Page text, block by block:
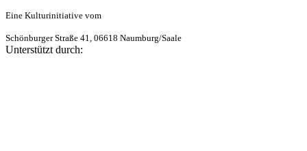
Eine Kulturinitiative vom
Schönburger Straße 41, 06618 Naumburg/Saale
Unterstützt durch: